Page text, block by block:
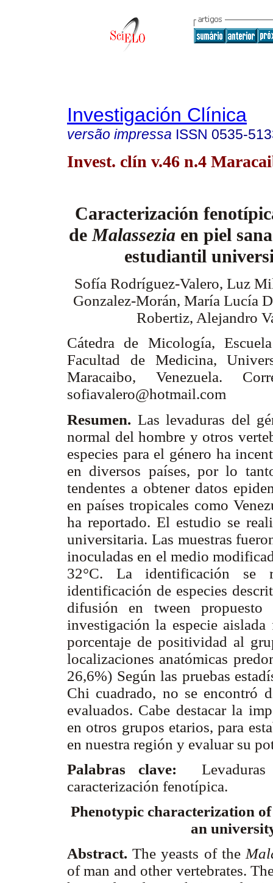
Investigación Clínica
versão impressa ISSN 0535-
Invest. clín v.46 n.4
Caracterización
deMalasseziaen piel
estudiantil
Sofía Rodríguez-Valero, Luz
Gonzalez-Morán, María Lucía
Robertiz, Alejandro
Cátedra de Micología,
Facultad de Medicina,
Maracaibo, Venezuela.
sofiavalero@hotmail.com
Resumen. Las levaduras del
normal del hombre y otros
especies para el género ha
en diversos países, por lo
tendentes a obtener datos
en países tropicales como
ha reportado. El estudio se
universitaria. Las muestras
inoculadas en el medio
32°C. La identificación se
identificación de especies
difusión en tween
investigación la especie
porcentaje de positividad al
localizaciones anatómicas
26,6%) Según las pruebas
Chi cuadrado, no se encontró
evaluados. Cabe destacar la
en otros grupos etarios, para
en nuestra región y evaluar su
Palabras clave:
caracterización fenotípica.
Phenotypic characterization
an
Abstract.The yeasts of the
of man and other vertebrates.